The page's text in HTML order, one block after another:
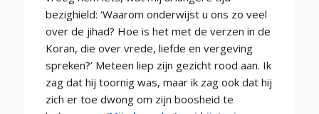
bezighield: ‘Waarom onderwijst u ons zo veel
over de jihad? Hoe is het met de verzen in de
Koran, die over vrede, liefde en vergeving
spreken?’ Meteen liep zijn gezicht rood aan. Ik
zag dat hij toornig was, maar ik zag ook dat hij
zich er toe dwong om zijn boosheid te